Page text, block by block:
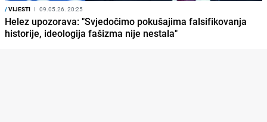
/VIJESTI I 09.05.26. 20:25
Helez upozorava: "Svjedočimo pokušajima falsifikovanja
historije, ideologija fašizma nije nestala"